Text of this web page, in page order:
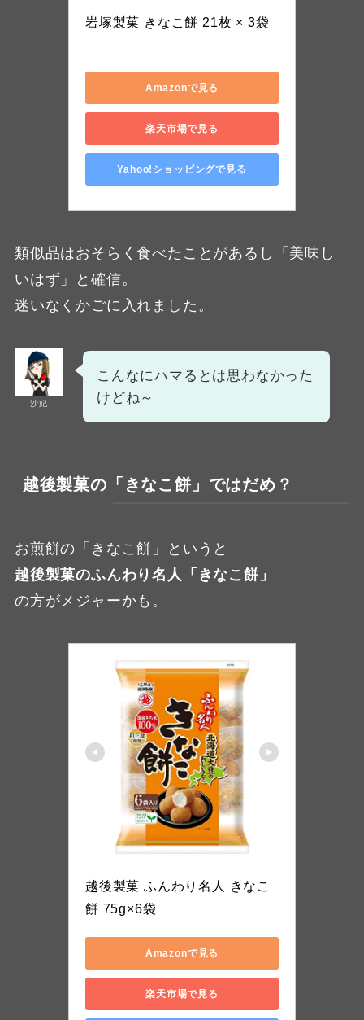
岩塚製菓 きなこ餅 21枚 × 3袋
Amazonで見る
楽天市場で見る
Yahoo!ショッピングで見る
類似品はおそらく食べたことがあるし「美味し
いはず」と確信。
迷いなくかごに入れました。
沙妃
こんなにハマるとは思わなかった
けどね～
越後製菓の「きなこ餅」ではだめ？
お煎餅の「きなこ餅」というと
越後製菓のふんわり名人「きなこ餅」
の方がメジャーかも。
越後製菓 ふんわり名人 きなこ
餅 75g×6袋
Amazonで見る
楽天市場で見る